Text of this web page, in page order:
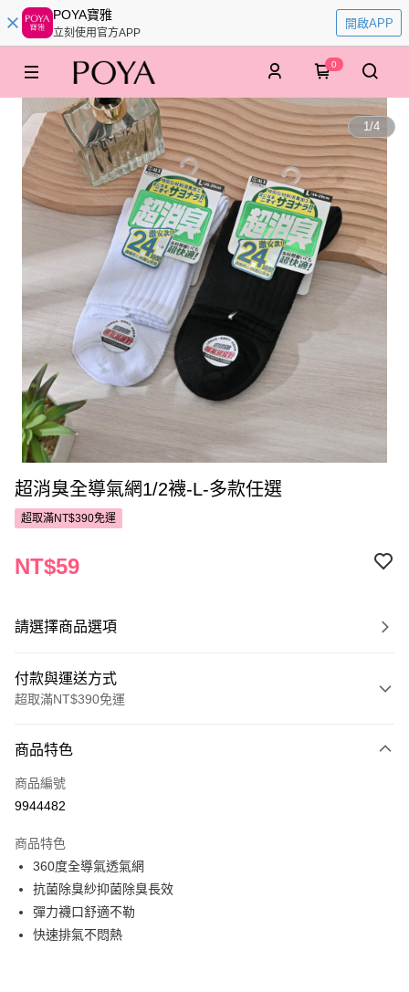
POYA寶雅
立刻使用官方APP
開啟APP
0
1/4
超消臭全導氣網1/2襪-L-多款任選
超取滿NT$390免運
NT$59
請選擇商品選項
付款與運送方式
超取滿NT$390免運
POYA支付
信用卡一次付款
LINE Pay
Apple Pay
街口支付
商品特色
商品編號
9944482
商品特色
360度全導氣透氣網
抗菌除臭紗抑菌除臭長效
彈力襪口舒適不勒
快速排氣不悶熱